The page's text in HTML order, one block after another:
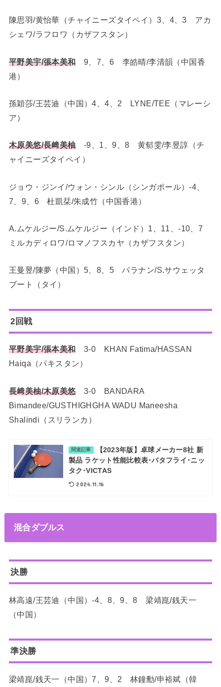
陳思羽/黄怡華（チャイニーズタイペイ）3、4、3 アカ
シェワ/ラフロワ（カザフスタン）
平野美宇/張本美和9、7、6 李皓晴/李清韻（中国香
港）
孫穎莎/王芸迪（中国）4、4、2 LYNE/TEE（マレーシ
ア）
木原美悠/長﨑美柚-9、1、9、8 黄郁雯/李昱諄（チ
ャイニーズタイペイ）
ジョウ・ジンイ/ウォン・シンル（シンガポール）-4、
7、9、6 杜凱栞/朱成竹（中国香港）
A.ムケルジー/S.ムケルジー（インド）1、11、-10、7
ミルカディロワ/ロマノフスカヤ（カザフスタン）
王曼昱/陳夢（中国）5、8、5 パラナン/S.サウェッタ
ブート（タイ）
2回戦
平野美宇/張本美和3-0 KHAN Fatima/HASSAN
Haiqa（パキスタン）
長﨑美柚/木原美悠3-0 BANDARA
Bimandee/GUSTHIGHGHA WADU Maneesha
Shalindi（スリランカ）
関連記事
【2023年版】卓球メーカー8社 新
製品 ラケット性能比較表･バタフライ･ニッ
タク･VICTAS
2024.11.16
混合ダブルス
決勝
林高遠/王芸迪（中国）-4、8、9、8 梁靖崑/銭天一
（中国）
準決勝
梁靖崑/銭天一（中国）7、9、2 林鐘勳/申裕斌（韓